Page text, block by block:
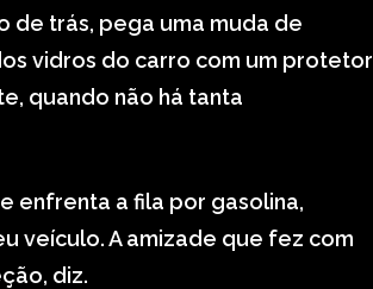
de trás, pega uma muda de
vidros do carro com um protetor
quando não há tanta
enfrenta a fila por gasolina,
veículo. A amizade que fez com
diz.